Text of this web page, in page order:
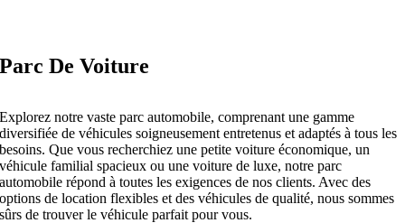
Parc De Voiture
Explorez notre vaste parc automobile, comprenant une gamme
diversifiée de véhicules soigneusement entretenus et adaptés à tous les
besoins. Que vous recherchiez une petite voiture économique, un
véhicule familial spacieux ou une voiture de luxe, notre parc
automobile répond à toutes les exigences de nos clients. Avec des
options de location flexibles et des véhicules de qualité, nous sommes
sûrs de trouver le véhicule parfait pour vous.